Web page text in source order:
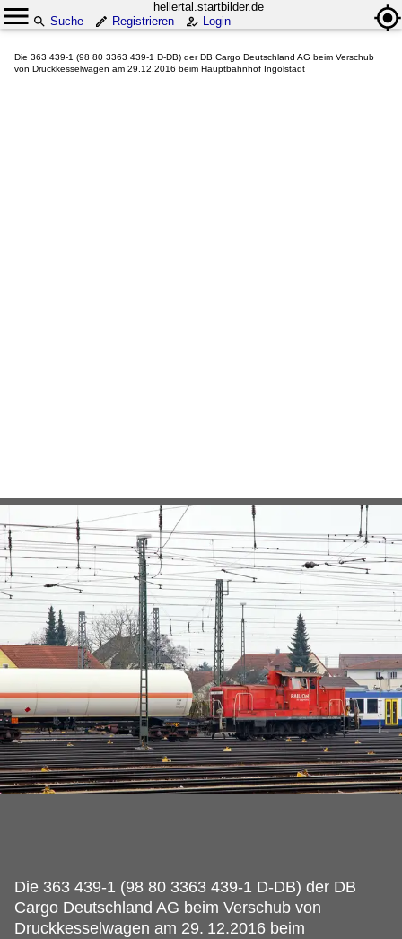
hellertal.startbilder.de
Suche
Registrieren Login
Die 363 439-1 (98 80 3363 439-1 D-DB) der DB Cargo Deutschland AG beim Verschub
von Druckkesselwagen am 29.12.2016 beim Hauptbahnhof Ingolstadt
Die 363 439-1 (98 80 3363 439-1 D-DB) der DB
Cargo Deutschland AG beim Verschub von
Druckkesselwagen am 29. 12.2016 beim